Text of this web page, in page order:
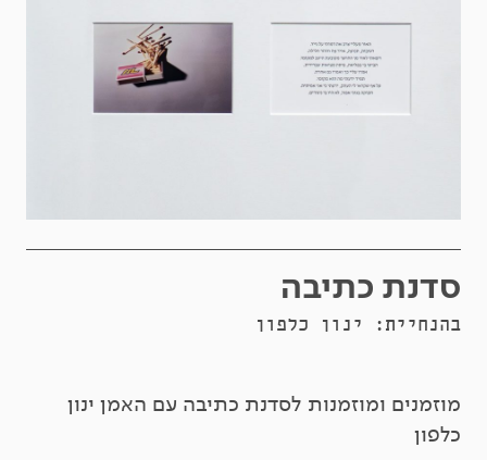
סדנת כתיבה
בהנחיית: ינון כלפון
מוזמנים ומוזמנות לסדנת כתיבה עם האמן ינון
כלפון